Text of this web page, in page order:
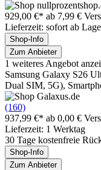
929,00 €* ab 7,99 €
Lieferzeit: sofort ab
Shop-Info
Zum Anbieter
1 weiteres Angebot
Samsung Galaxy S26
Dual SIM, 5G),
(160)
937,99 €* ab 0,00 €
Lieferzeit: 1 Werktag
30 Tage kostenfreie
Shop-Info
Zum Anbieter